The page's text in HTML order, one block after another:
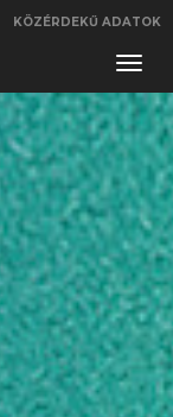
KÖZÉRDEKŰ ADATOK